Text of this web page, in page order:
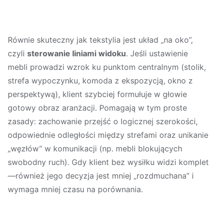
Równie skuteczny jak tekstylia jest układ „na oko”,
czyli sterowanie liniami widoku. Jeśli ustawienie
mebli prowadzi wzrok ku punktom centralnym (stolik,
strefa wypoczynku, komoda z ekspozycją, okno z
perspektywą), klient szybciej formułuje w głowie
gotowy obraz aranżacji. Pomagają w tym proste
zasady: zachowanie przejść o logicznej szerokości,
odpowiednie odległości między strefami oraz unikanie
„węzłów” w komunikacji (np. mebli blokujących
swobodny ruch). Gdy klient bez wysiłku widzi komplet
—również jego decyzja jest mniej „rozdmuchana” i
wymaga mniej czasu na porównania.